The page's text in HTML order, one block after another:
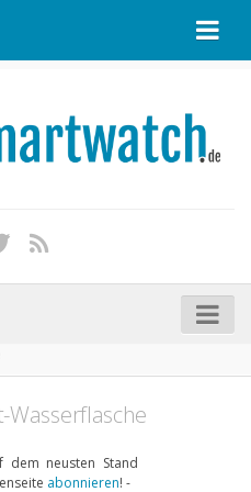
Wasserflasche
dem neusten Stand
abonnieren! -